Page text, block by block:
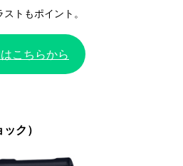
トもポイント。
こちらから
ク）